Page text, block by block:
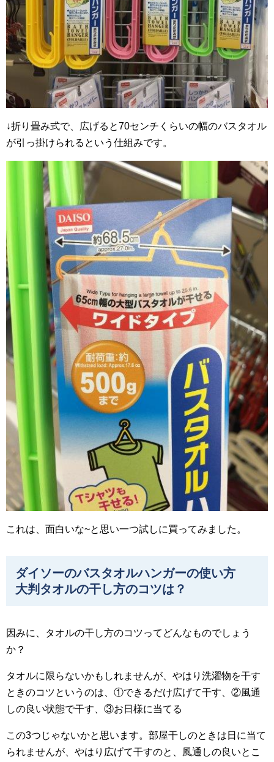
↓折り畳み式で、広げると70センチくらいの幅のバスタオル
が引っ掛けられるという仕組みです。
これは、面白いな~と思い一つ試しに買ってみました。
ダイソーのバスタオルハンガーの使い方
大判タオルの干し方のコツは？
因みに、タオルの干し方のコツってどんなものでしょう
か？
タオルに限らないかもしれませんが、やはり洗濯物を干す
ときのコツというのは、①できるだけ広げて干す、②風通
しの良い状態で干す、③お日様に当てる
この3つじゃないかと思います。部屋干しのときは日に当て
られませんが、やはり広げて干すのと、風通しの良いとこ